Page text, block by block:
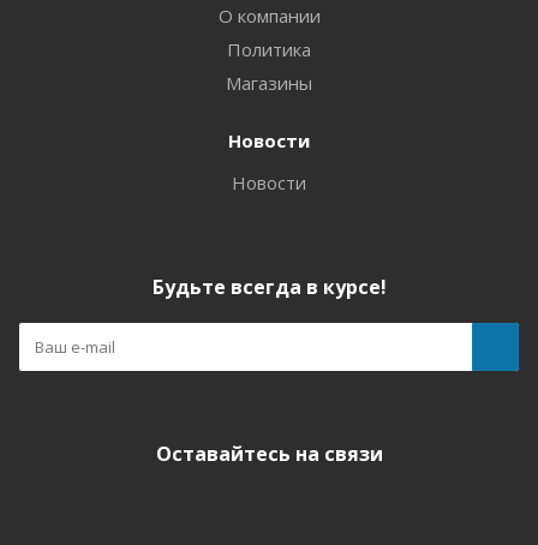
О компании
Политика
Магазины
Новости
Новости
Будьте всегда в курсе!
Оставайтесь на связи